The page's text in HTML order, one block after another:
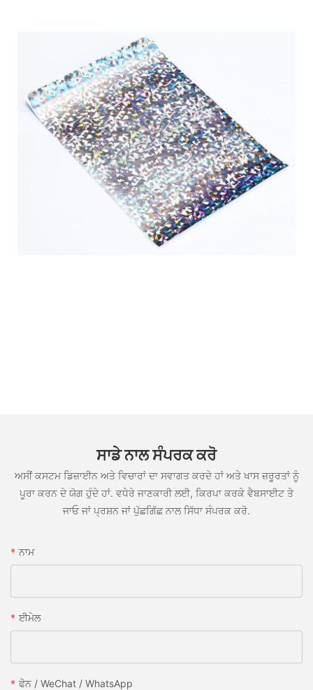
ਸਾਡੇ ਨਾਲ ਸੰਪਰਕ ਕਰੋ
ਅਸੀਂ ਕਸਟਮ ਡਿਜ਼ਾਈਨ ਅਤੇ ਵਿਚਾਰਾਂ ਦਾ ਸਵਾਗਤ ਕਰਦੇ ਹਾਂ ਅਤੇ ਖਾਸ ਜ਼ਰੂਰਤਾਂ ਨੂੰ
ਪੂਰਾ ਕਰਨ ਦੇ ਯੋਗ ਹੁੰਦੇ ਹਾਂ. ਵਧੇਰੇ ਜਾਣਕਾਰੀ ਲਈ, ਕਿਰਪਾ ਕਰਕੇ ਵੈਬਸਾਈਟ ਤੇ
ਜਾਓ ਜਾਂ ਪ੍ਰਸ਼ਨ ਜਾਂ ਪੁੱਛਗਿੱਛ ਨਾਲ ਸਿੱਧਾ ਸੰਪਰਕ ਕਰੋ.
ਨਾਮ
ਈਮੇਲ
ਫੋਨ / WeChat / WhatsApp